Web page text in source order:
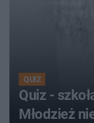
QUIZ
Quiz -
Młodzież